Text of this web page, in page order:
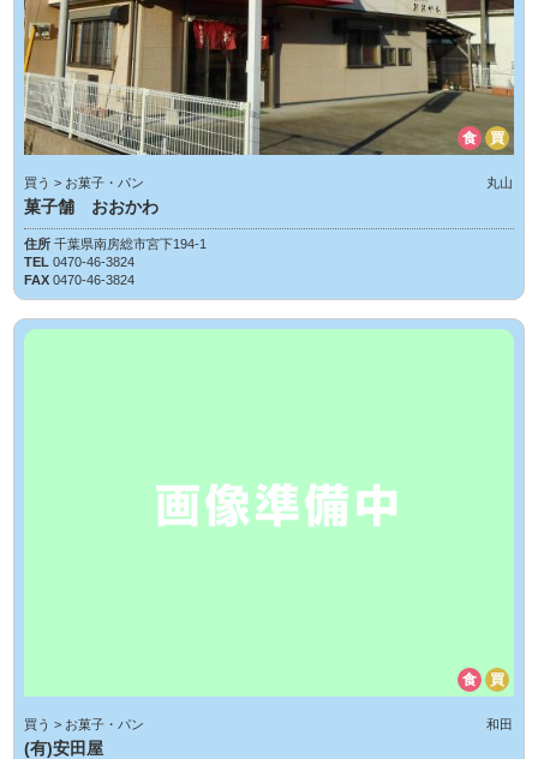
食 買
買う > お菓子・パン 丸山
菓子舗 おおかわ
住所千葉県南房総市宮下194-1
TEL0470-46-3824
FAX0470-46-3824
食 買
買う > お菓子・パン 和田
(有)安田屋